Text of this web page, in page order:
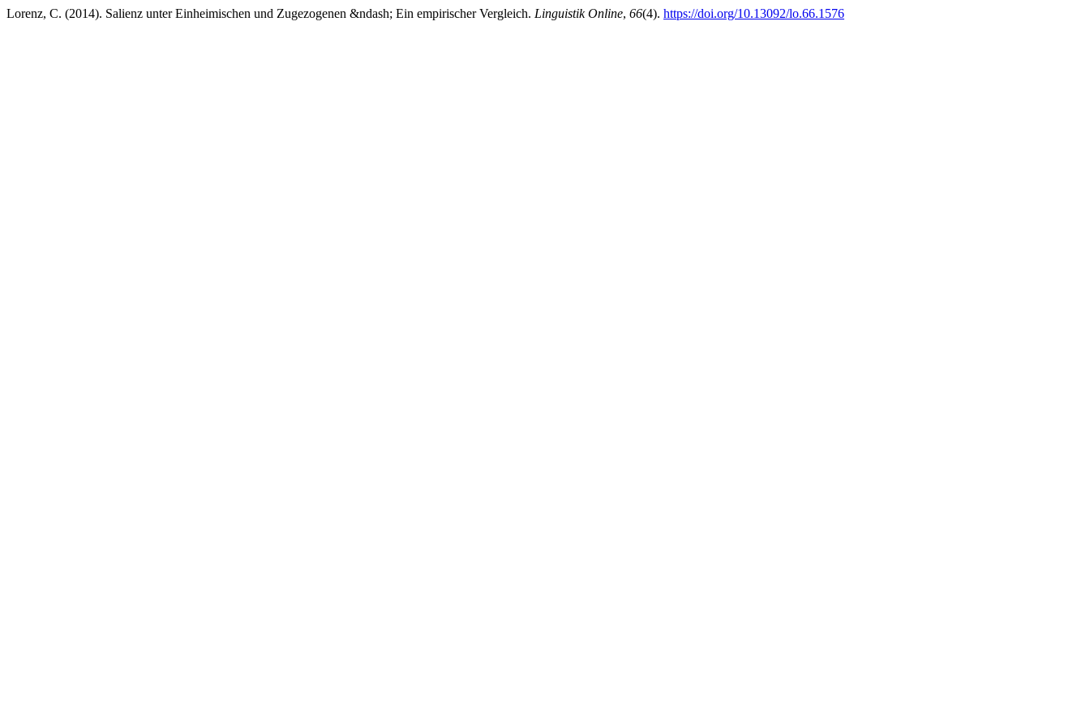
Lorenz, C. (2014). Salienz unter Einheimischen und Zugezogenen &ndash; Ein empirischer Vergleich. Linguistik Online, 66(4). https://doi.org/10.13092/lo.66.1576